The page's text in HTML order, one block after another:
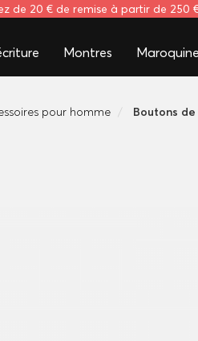
de 20 € de remise à partir de 250
Montres
pour homme Boutons